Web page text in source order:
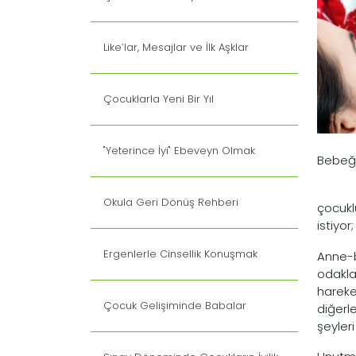
Like’lar, Mesajlar ve İlk Aşklar
Çocuklarla Yeni Bir Yıl
"Yeterince İyi" Ebeveyn Olmak
Okula Geri Dönüş Rehberi
Ergenlerle Cinsellik Konuşmak
Çocuk Gelişiminde Babalar
Anne-